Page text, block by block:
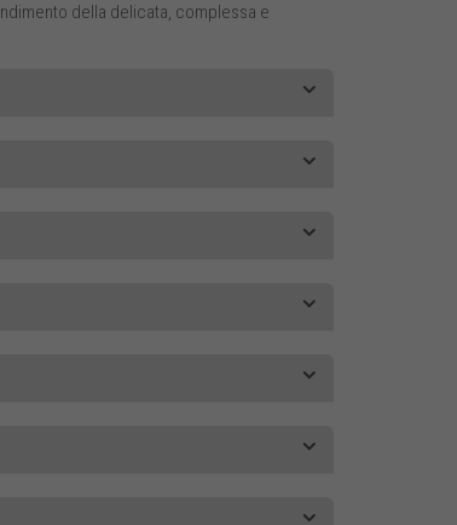
della delicata, complessa e